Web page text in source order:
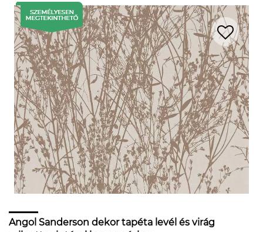
Angol Sanderson dekor tapéta levél és virág